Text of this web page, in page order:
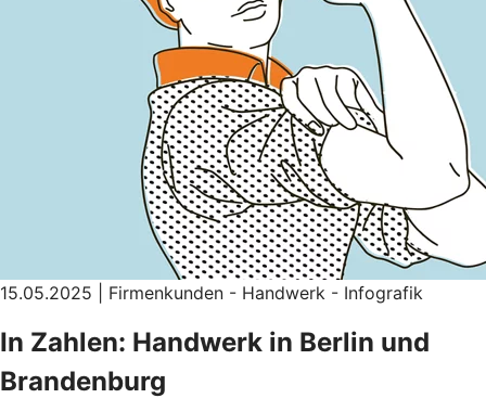
15.05.2025 | Firmenkunden - Handwerk - Infografik
In Zahlen: Handwerk in Berlin und
Brandenburg